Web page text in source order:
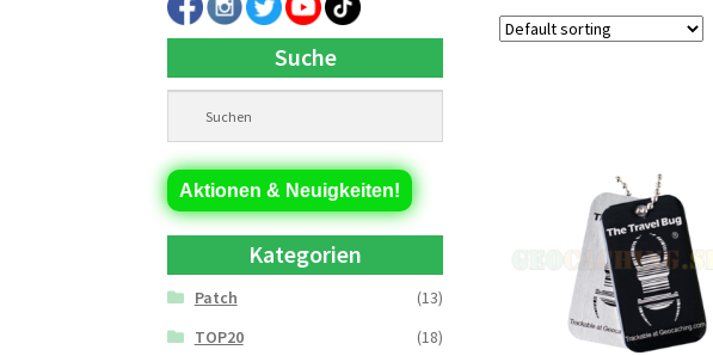
Suche
Aktionen & Neuigkeiten!
Kategorien
Patch
(13)
TOP20
(18)